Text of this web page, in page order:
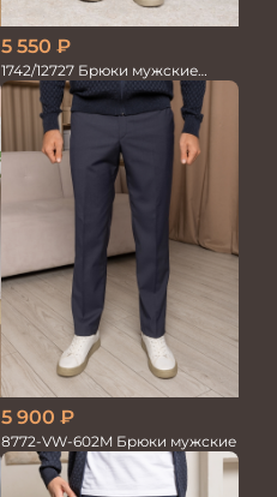
5 550 ₽
1742/12727 Брюки мужские
100%лён т.син
5 900 ₽
8772-VW-602M Брюки мужские